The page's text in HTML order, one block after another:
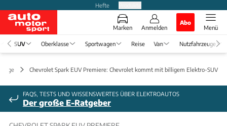
Hefte
Marken Anmelden
Abo
Menü
SUV Oberklasse Sportwagen Reise Van Nutzfahrzeuge
Chevrolet Spark EUV Premiere: Chevrolet kommt mit billigem Elektro-SUV
FAQS, TESTS UND WISSENSWERTES ÜBER ELEKTROAUTOS
Der große E-Ratgeber